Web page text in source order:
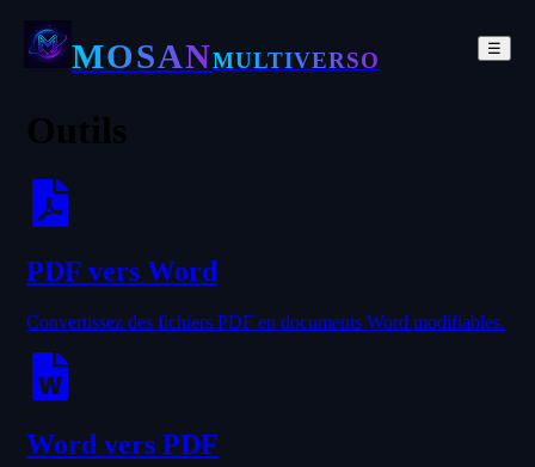
MOSANMULTIVERSO ☰
Outils
PDF vers Word
Convertissez des fichiers PDF en documents Word modifiables.
Word vers PDF